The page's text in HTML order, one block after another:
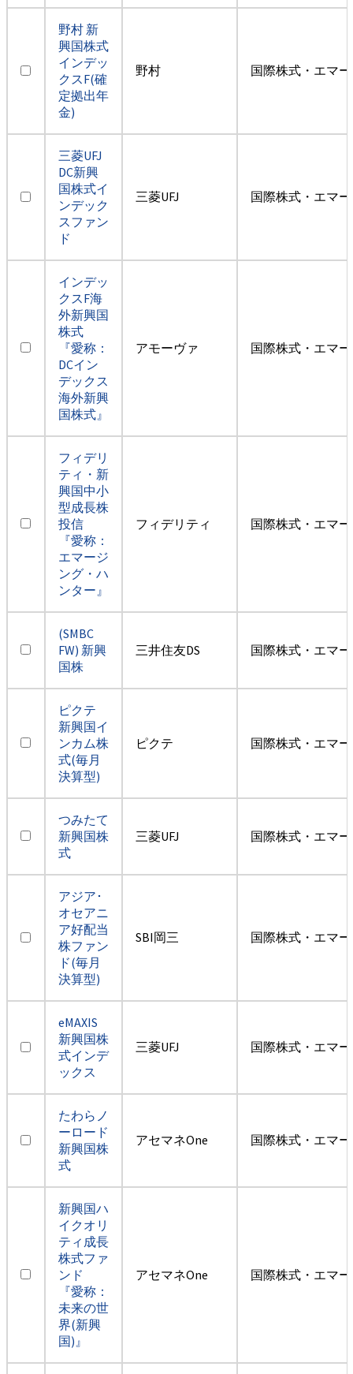
野村 新
興国株式
インデッ
クスF(確
定拠出年
金)
野村 国際株式・エマ
三菱UFJ
DC新興
国株式イ
ンデック
スファン
ド
三菱UFJ 国際株式・エマ
インデッ
クスF海
外新興国
株式
『愛称：
DCイン
デックス
海外新興
国株式』
アモーヴァ 国際株式・エマ
フィデリ
ティ・新
興国中小
型成長株
投信
『愛称：
エマージ
ング・ハ
ンター』
フィデリティ 国際株式・エマ
(SMBC
FW) 新興
国株
三井住友DS 国際株式・エマ
ピクテ
新興国イ
ンカム株
式(毎月
決算型)
ピクテ 国際株式・エマ
つみたて
新興国株
式
三菱UFJ 国際株式・エマ
アジア･
オセアニ
ア好配当
株ファン
ド(毎月
決算型)
SBI岡三 国際株式・エマ
eMAXIS
新興国株
式インデ
ックス
三菱UFJ 国際株式・エマ
たわらノ
ーロード
新興国株
式
アセマネOne 国際株式・エマ
新興国ハ
イクオリ
ティ成長
株式ファ
ンド
『愛称：
未来の世
界(新興
国)』
アセマネOne 国際株式・エマ